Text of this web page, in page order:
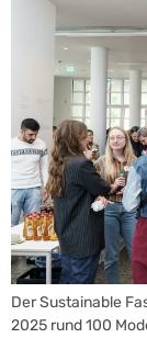
Der Sustainable
2025 rund 100